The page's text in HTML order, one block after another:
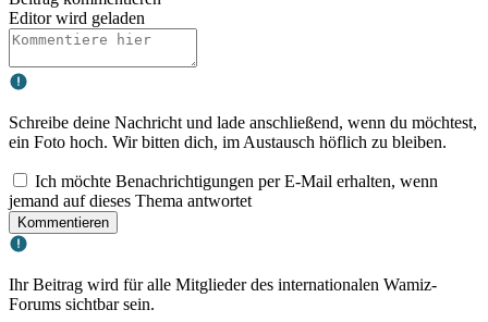
Editor wird geladen
Schreibe deine Nachricht und lade anschließend, wenn du möchtest,
ein Foto hoch. Wir bitten dich, im Austausch höflich zu bleiben.
Ich möchte Benachrichtigungen per E-Mail erhalten, wenn
jemand auf dieses Thema antwortet
Kommentieren
Ihr Beitrag wird für alle Mitglieder des internationalen Wamiz-
Forums sichtbar sein.